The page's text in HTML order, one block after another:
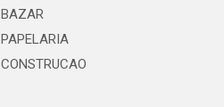
BAZAR
PAPELARIA
CONSTRUCAO